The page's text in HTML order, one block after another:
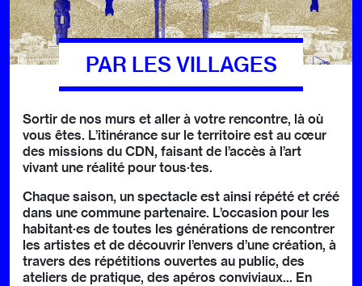
PAR LES VILLAGES
Sortir de nos murs et aller à votre rencontre, là où
vous êtes. L’itinérance sur le territoire est au cœur
des missions du CDN, faisant de l’accès à l’art
vivant une réalité pour tous·tes.
Chaque saison, un spectacle est ainsi répété et créé
dans une commune partenaire. L’occasion pour les
habitant·es de toutes les générations de rencontrer
les artistes et de découvrir l’envers d’une création, à
travers des répétitions ouvertes au public, des
ateliers de pratique, des apéros conviviaux... En